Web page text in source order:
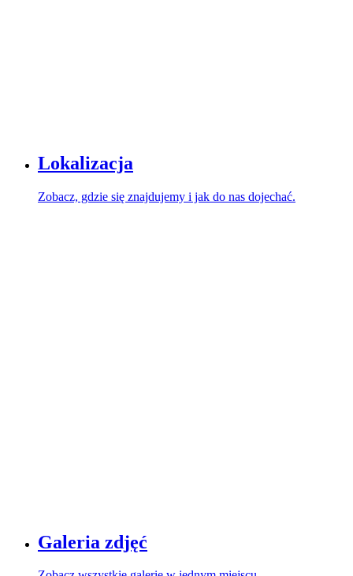
Lokalizacja
Zobacz, gdzie się znajdujemy i jak do nas dojechać.
Galeria zdjęć